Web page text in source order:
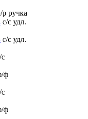
р ручка
с/с удл.
с/с удл.
с
ф
с
ф